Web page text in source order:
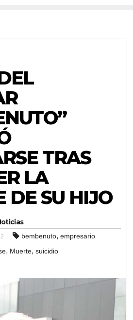
TRAS
LA
DE SU HIJO
bembenuto, empresario
, Muerte, suicidio